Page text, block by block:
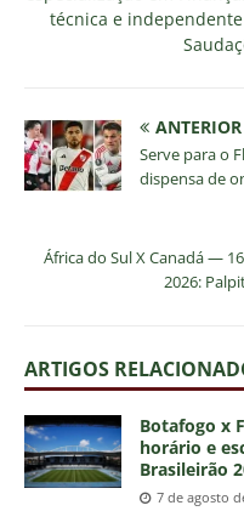
técnica e
ANTERIOR
Serve para o
dispensa de
África do Sul X Canadá —
2026:
ARTIGOS
Botafogo x
horário e
Brasileirão
7 de agosto